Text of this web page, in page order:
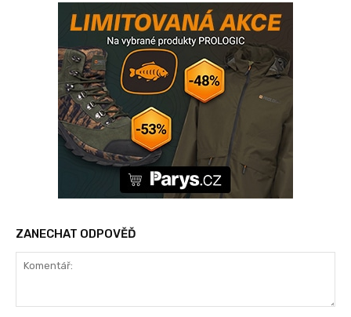
ZANECHAT ODPOVĚĎ